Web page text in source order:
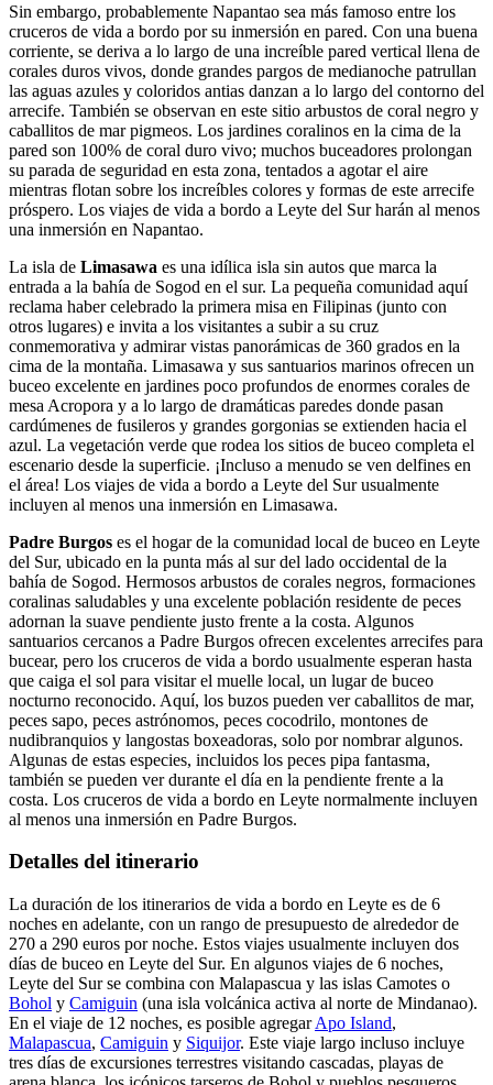
Sin embargo, probablemente Napantao sea más famoso entre los
cruceros de vida a bordo por su inmersión en pared. Con una buena
corriente, se deriva a lo largo de una increíble pared vertical llena de
corales duros vivos, donde grandes pargos de medianoche patrullan
las aguas azules y coloridos antias danzan a lo largo del contorno del
arrecife. También se observan en este sitio arbustos de coral negro y
caballitos de mar pigmeos. Los jardines coralinos en la cima de la
pared son 100% de coral duro vivo; muchos buceadores prolongan
su parada de seguridad en esta zona, tentados a agotar el aire
mientras flotan sobre los increíbles colores y formas de este arrecife
próspero. Los viajes de vida a bordo a Leyte del Sur harán al menos
una inmersión en Napantao.
La isla de Limasawa es una idílica isla sin autos que marca la
entrada a la bahía de Sogod en el sur. La pequeña comunidad aquí
reclama haber celebrado la primera misa en Filipinas (junto con
otros lugares) e invita a los visitantes a subir a su cruz
conmemorativa y admirar vistas panorámicas de 360 grados en la
cima de la montaña. Limasawa y sus santuarios marinos ofrecen un
buceo excelente en jardines poco profundos de enormes corales de
mesa Acropora y a lo largo de dramáticas paredes donde pasan
cardúmenes de fusileros y grandes gorgonias se extienden hacia el
azul. La vegetación verde que rodea los sitios de buceo completa el
escenario desde la superficie. ¡Incluso a menudo se ven delfines en
el área! Los viajes de vida a bordo a Leyte del Sur usualmente
incluyen al menos una inmersión en Limasawa.
Padre Burgos es el hogar de la comunidad local de buceo en Leyte
del Sur, ubicado en la punta más al sur del lado occidental de la
bahía de Sogod. Hermosos arbustos de corales negros, formaciones
coralinas saludables y una excelente población residente de peces
adornan la suave pendiente justo frente a la costa. Algunos
santuarios cercanos a Padre Burgos ofrecen excelentes arrecifes para
bucear, pero los cruceros de vida a bordo usualmente esperan hasta
que caiga el sol para visitar el muelle local, un lugar de buceo
nocturno reconocido. Aquí, los buzos pueden ver caballitos de mar,
peces sapo, peces astrónomos, peces cocodrilo, montones de
nudibranquios y langostas boxeadoras, solo por nombrar algunos.
Algunas de estas especies, incluidos los peces pipa fantasma,
también se pueden ver durante el día en la pendiente frente a la
costa. Los cruceros de vida a bordo en Leyte normalmente incluyen
al menos una inmersión en Padre Burgos.
Detalles del itinerario
La duración de los itinerarios de vida a bordo en Leyte es de 6
noches en adelante, con un rango de presupuesto de alrededor de
270 a 290 euros por noche. Estos viajes usualmente incluyen dos
días de buceo en Leyte del Sur. En algunos viajes de 6 noches,
Leyte del Sur se combina con Malapascua y las islas Camotes o
Bohol y Camiguin (una isla volcánica activa al norte de Mindanao).
En el viaje de 12 noches, es posible agregarApo Island,
Malapascua, Camiguin y Siquijor. Este viaje largo incluso incluye
tres días de excursiones terrestres visitando cascadas, playas de